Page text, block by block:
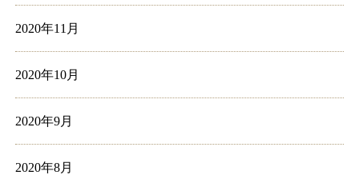
2020年11月
2020年10月
2020年9月
2020年8月